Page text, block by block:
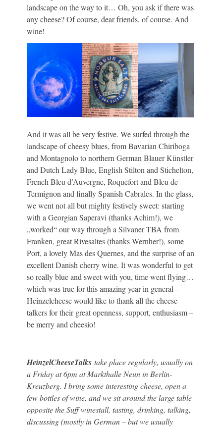
landscape on the way to it… Oh, you ask if there was
any cheese? Of course, dear friends, of course. And
wine!
And it was all be very festive. We surfed through the
landscape of cheesy blues, from Bavarian Chiriboga
and Montagnolo to northern German Blauer Künstler
and Dutch Lady Blue, English Stilton and Stichelton,
French Bleu d’Auvergne, Roquefort and Bleu de
Termignon and finally Spanish Cabrales. In the glass,
we went not all but mighty festively sweet: starting
with a Georgian Saperavi (thanks Achim!), we
„worked“ our way through a Silvaner TBA from
Franken, great Rivesaltes (thanks Wernher!), some
Port, a lovely Mas des Quernes, and the surprise of an
excellent Danish cherry wine. It was wonderful to get
so really blue and sweet with you, time went flying…
which was true for this amazing year in general –
Heinzelcheese would like to thank all the cheese
talkers for their great openness, support, enthusiasm –
be merry and cheesio!
HeinzelCheeseTalks take place regularly, usually on
a Friday at 6pm at Markthalle Neun in Berlin-
Kreuzberg. I bring some interesting cheese, open a
few bottles of wine, and we sit around the large table
opposite the Suff winestall, tasting, drinking, talking,
discussing (mostly in German – but we usually